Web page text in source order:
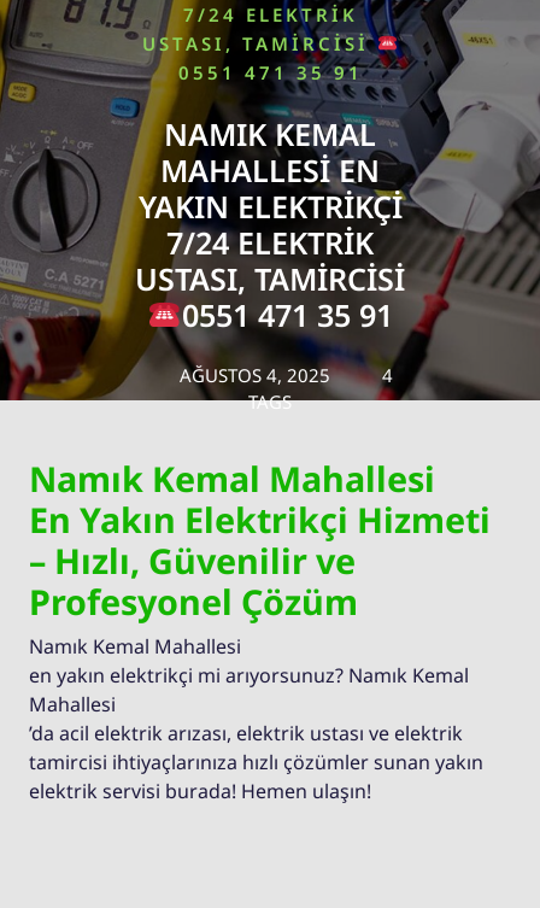
7/24 ELEKTRIK
USTASI, TAMIRCISI
0551 471 35 91
NAMIK KEMAL
MAHALLESI EN
YAKIN ELEKTRIKÇI
7/24 ELEKTRIK
USTASI, TAMIRCISI
0551 471 35 91
AĞUSTOS 4, 2025
4
TAGS
Namık Kemal Mahallesi
En Yakın Elektrikçi Hizmeti
– Hızlı, Güvenilir ve
Profesyonel Çözüm
Namık Kemal Mahallesi
en yakın elektrikçi mi arıyorsunuz? Namık Kemal
Mahallesi
’da acil elektrik arızası, elektrik ustası ve elektrik
tamircisi ihtiyaçlarınıza hızlı çözümler sunan yakın
elektrik servisi burada! Hemen ulaşın!